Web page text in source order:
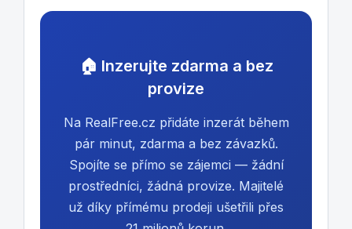
🏠 Inzerujte zdarma a bez
provize
Na RealFree.cz přidáte inzerát během
pár minut, zdarma a bez závazků.
Spojíte se přímo se zájemci — žádní
prostředníci, žádná provize. Majitelé
už díky přímému prodeji ušetřili přes